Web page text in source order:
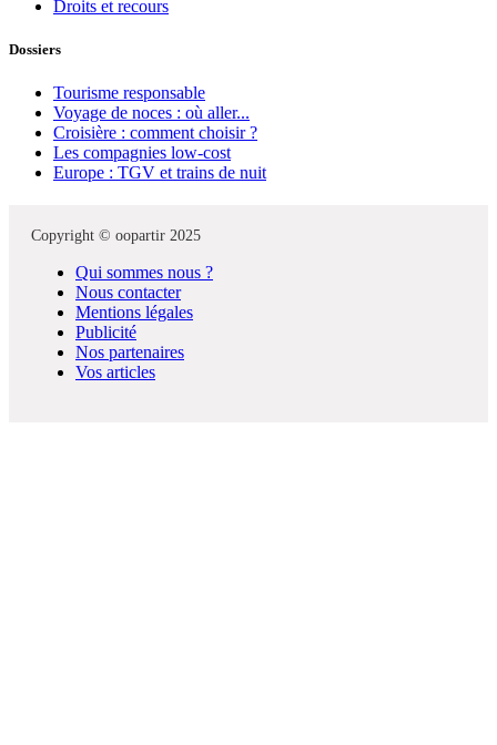
Droits et recours
Dossiers
Tourisme responsable
Voyage de noces : où aller...
Croisière : comment choisir ?
Les compagnies low-cost
Europe : TGV et trains de nuit
Copyright © oopartir 2025
Qui sommes nous ?
Nous contacter
Mentions légales
Publicité
Nos partenaires
Vos articles